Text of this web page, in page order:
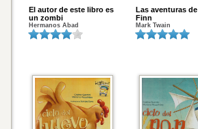
El autor de este libro es
un zombi
Hermanos Abad
Las aventuras
Finn
Mark Twain